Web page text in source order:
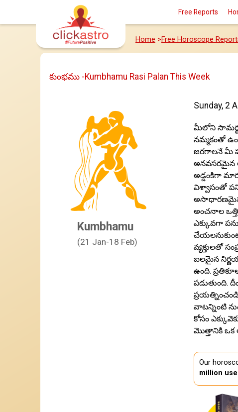
Free Reports
Home >Free Horoscope
కుంభము -Kumbhamu Rasi Palan This Week
Kumbhamu
(21 Jan-18 Feb)
Sunday, 2
మీలోని
నమ్మకంతో
జరగాలనే మీ
అనవసరమైన
అడ్డంకిగా
విశ్వాసంతో
అసాధారణమైన
అంచనాల
ఎక్కువగా
వ్యక్తులతో
బలమైన
ఉంది.
పడుతుంది.
వాటన్నింటి
కోసం
మొత్తానికి ఒక
Our
million